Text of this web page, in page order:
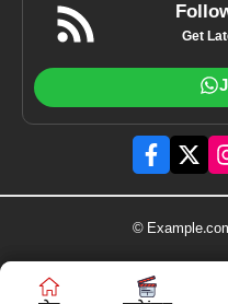
Get
©